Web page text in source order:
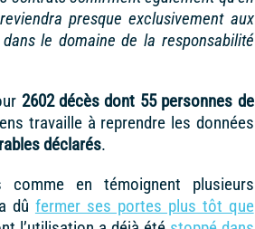
presque exclusivement aux
le domaine de la responsabilité
2602 décès dont 55 personnes de
travaille à reprendre les données
déclarés.
comme en témoignent plusieurs
dû fermer ses portes plus tôt que